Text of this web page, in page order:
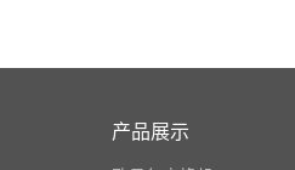
产品展示